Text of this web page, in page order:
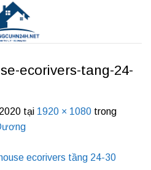
ecorivers-tang-24-
tại 1920 × 1080 trong